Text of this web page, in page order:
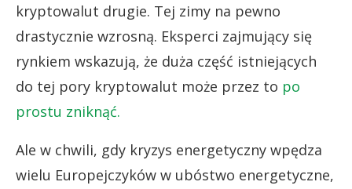
kryptowalut drugie. Tej zimy na pewno
drastycznie wzrosną. Eksperci zajmujący się
rynkiem wskazują, że duża część istniejących
do tej pory kryptowalut może przez to po
prostu zniknąć.
Ale w chwili, gdy kryzys energetyczny wpędza
wielu Europejczyków w ubóstwo energetyczne,